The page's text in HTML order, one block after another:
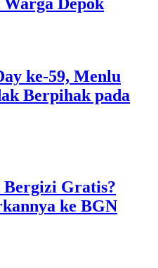
ke-59, Menlu
Berpihak pada
Bergizi Gratis?
ke BGN